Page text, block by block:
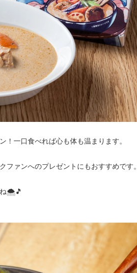
一口食べれば心も体も温まります。
ァンへのプレゼントにもおすすめです。
ね🌨️🎵